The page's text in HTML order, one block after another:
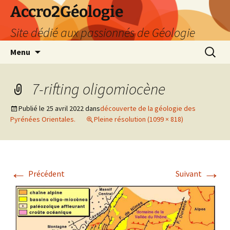
Accro2Géologie
Site dédié aux passionnés de Géologie
Menu
7-rifting oligomiocène
Publié le 25 avril 2022dansdécouverte de la géologie des
Pyrénées Orientales.
Pleine résolution (1099 × 818)
← Précédent Suivant →